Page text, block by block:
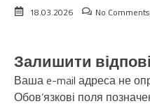
18.03.2026
No Comments
Залишити
Ваша e-mail адреса не
Обов’язкові поля